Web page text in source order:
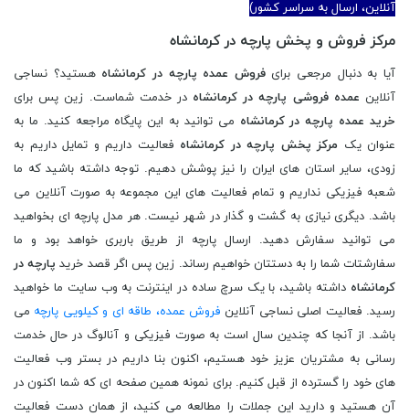
آنلاین، ارسال به سراسر کشور)
مرکز فروش و پخش پارچه در کرمانشاه
آیا به دنبال مرجعی برایفروش عمده پارچه در کرمانشاه هستید؟ نساجی
آنلاین عمده فروشی پارچه در کرمانشاه در خدمت شماست. زین پس برای
خرید عمده پارچه در کرمانشاه می توانید به این پایگاه مراجعه کنید. ما به
عنوان یک مرکز پخش پارچه در کرمانشاه فعالیت داریم و تمایل داریم به
زودی، سایر استان های ایران را نیز پوشش دهیم. توجه داشته باشید که ما
شعبه فیزیکی نداریم و تمام فعالیت های این مجموعه به صورت آنلاین می
باشد. دیگری نیازی به گشت و گذار در شهر نیست. هر مدل پارچه ای بخواهید
می توانید سفارش دهید. ارسال پارچه از طریق باربری خواهد بود و ما
سفارشتات شما را به دستتان خواهیم رساند. زین پس اگر قصد خرید پارچه در
کرمانشاه داشته باشید، با یک سرچ ساده در اینترنت به وب سایت ما خواهید
رسید. فعالیت اصلی نساجی آنلاین فروش عمده، طاقه ای و کیلویی پارچه می
باشد. از آنجا که چندین سال است به صورت فیزیکی و آنالوگ در حال خدمت
رسانی به مشتریان عزیز خود هستیم، اکنون بنا داریم در بستر وب فعالیت
های خود را گسترده از قبل کنیم. برای نمونه همین صفحه ای که شما اکنون در
آن هستید و دارید این جملات را مطالعه می کنید، از همان دست فعالیت